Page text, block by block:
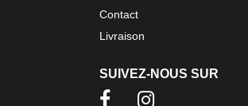
Contact
Livraison
SUIVEZ-NOUS SUR